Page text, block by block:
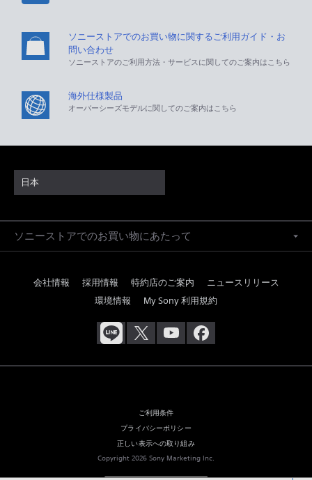
ソニーストアでのお買い物に関するご利用ガイド・お
問い合わせ
ソニーストアのご利用方法・サービスに関してのご案内はこちら
海外仕様製品
オーバーシーズモデルに関してのご案内はこちら
日本
ソニーストアでのお買い物にあたって
会社情報 採用情報 特約店のご案内
ニュースリリース
環境情報
My Sony 利用規約
ご利用条件
プライバシーポリシー
正しい表示への取り組み
Copyright 2026 Sony Marketing Inc.